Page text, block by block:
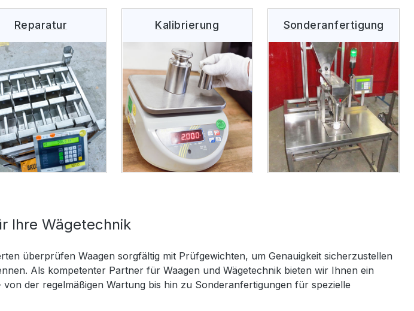
Reparatur Kalibrierung Sonderanfertigung
Ihre Wägetechnik
überprüfen Waagen sorgfältig mit Prüfgewichten, um Genauigkeit sicherzustellen
Als kompetenter Partner für Waagen und Wägetechnik bieten wir Ihnen ein
von der regelmäßigen Wartung bis hin zu Sonderanfertigungen für spezielle